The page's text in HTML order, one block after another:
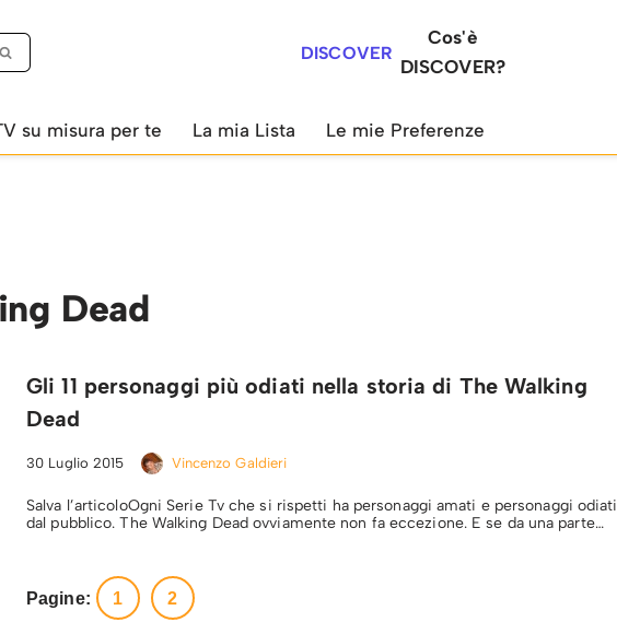
DISCOVER
Cos'è
DISCOVER?
su misura per te La mia Lista Le mie Preferenze
Dead
Gli 11 personaggi più odiati nella storia di The Walking
Dead
30 Luglio 2015 Vincenzo Galdieri
Salva l’articoloOgni Serie Tv che si rispetti ha personaggi amati e personaggi odiati
dal pubblico. The Walking Dead ovviamente non fa eccezione. E se da una parte…
Pagine: 1 2